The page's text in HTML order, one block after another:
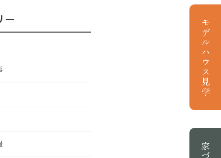
ー モデルハウス見学